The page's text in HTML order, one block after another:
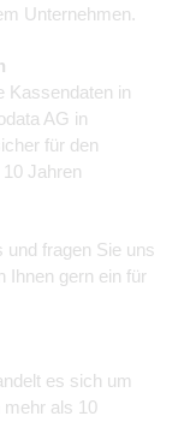
Unternehmen.
Kassendaten in
AG in
für den
Jahren
und fragen Sie uns
Ihnen gern ein für
es sich um
mehr als 10